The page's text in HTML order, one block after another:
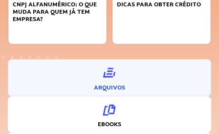
CNPJ ALFANUMÉRICO: O QUE
MUDA PARA QUEM JÁ TEM
EMPRESA?
DICAS PARA OBTER CRÉDITO
ARQUIVOS
EBOOKS